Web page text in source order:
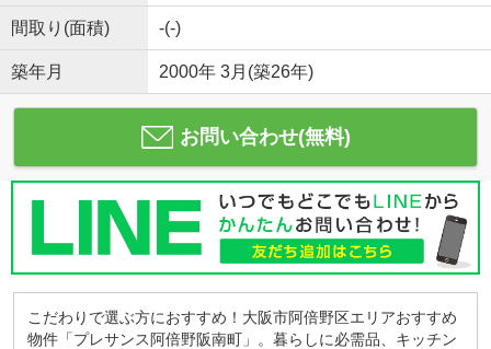
間取り(面積) -(-)
築年月 2000年 3月(築26年)
お問い合わせ(無料)
こだわりで選ぶ方におすすめ！大阪市阿倍野区エリアおすすめ
物件「プレサンス阿倍野阪南町」。暮らしに必需品、キッチン